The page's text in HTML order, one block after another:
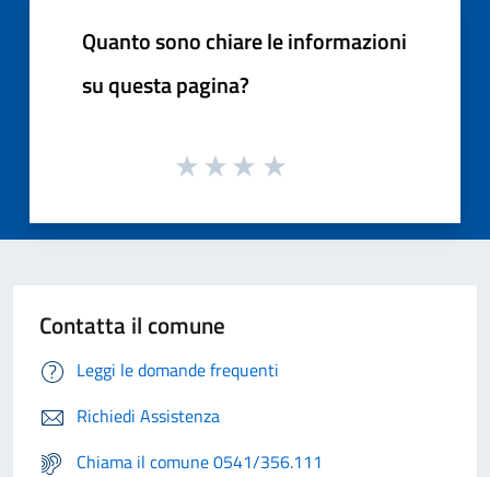
Quanto sono chiare le informazioni
su questa pagina?
Contatta il comune
Leggi le domande frequenti
Richiedi Assistenza
Chiama il comune 0541/356.111